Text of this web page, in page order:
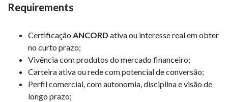
Requirements
Certificação ANCORD ativa ou interesse real em obter
no curto prazo;
Vivência com produtos do mercado financeiro;
Carteira ativa ou rede com potencial de conversão;
Perfil comercial, com autonomia, disciplina e visão de
longo prazo;